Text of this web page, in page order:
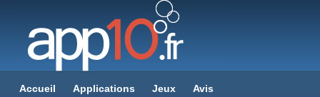
Accueil Applications Jeux Avis